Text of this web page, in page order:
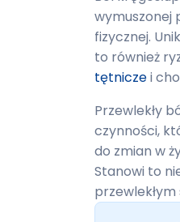
wymuszonej
fizycznej.
to również
tętniczei
Przewlekły
czynności,
do zmian w
Stanowi to